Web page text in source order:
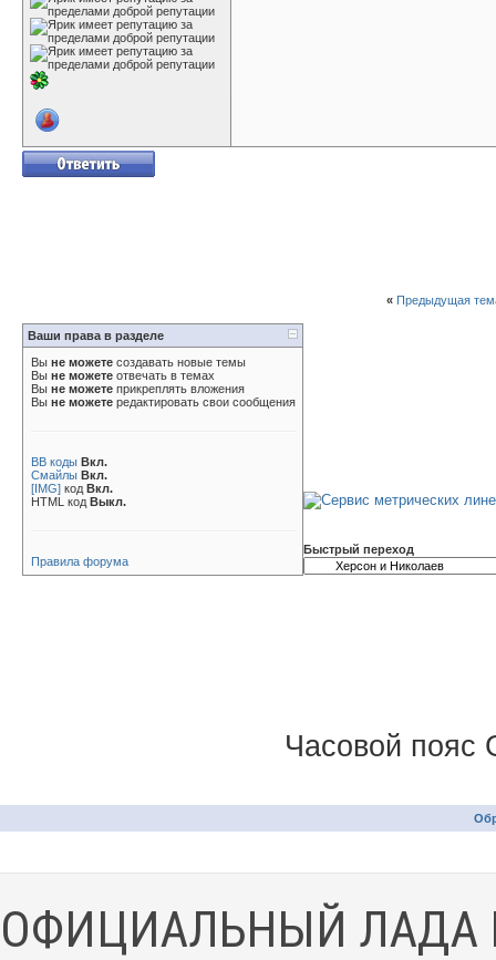
« Предыдущая
Ваши права в разделе
Вы не можете создавать новые темы
Вы не можете отвечать в темах
Вы не можете прикреплять вложения
Вы не можете редактировать свои сообщения
BB коды Вкл.
Смайлы Вкл.
[IMG] код Вкл.
HTML код Выкл.
Правила форума
Быстрый переход
Часовой пояс
ОФИЦИАЛЬНЫЙ ЛАДА